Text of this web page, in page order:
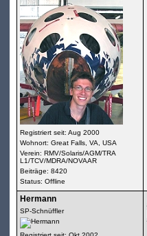
Registriert seit: Aug 2000
Wohnort: Great Falls, VA, USA
Verein: RMV/Solaris/AGM/TRA
L1/TCV/MDRA/NOVAAR
Beiträge: 8420
Status: Offline
Hermann
SP-Schnüffler